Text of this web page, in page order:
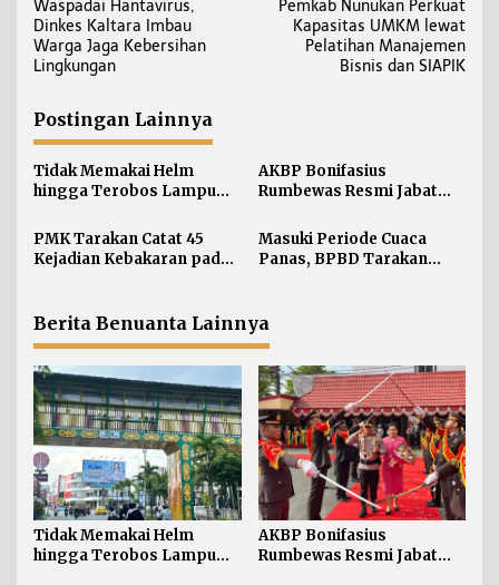
a
v
i
a
s
i
p
o
s
Waspadai Hantavirus,
Dinkes Kaltara Imbau
Warga Jaga Kebersihan
Lingkungan
Pemkab Nunukan Perkuat
Kapasitas UMKM lewat
Pelatihan Manajemen
Bisnis dan SIAPIK
Postingan Lainnya
Tidak Memakai Helm
hingga Terobos Lampu
Pelanggaran ETLE di
Tarakan
AKBP Bonifasius
Rumbewas Resmi Jabat
Tegaskan Pelanggaran
Personel Diproses Tanpa
Toleransi
PMK Tarakan Catat 45
Kejadian Kebakaran pada
Masuki Periode Cuaca
Panas, BPBD Tarakan
Berita Benuanta Lainnya
Tidak Memakai Helm
hingga Terobos Lampu
AKBP Bonifasius
Rumbewas Resmi Jabat